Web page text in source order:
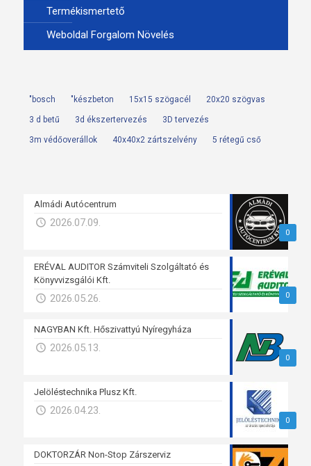
Termékismertető
Weboldal Forgalom Növelés
"bosch "készbeton 15x15 szögacél 20x20 szögvas
3 d betű 3d ékszertervezés 3D tervezés
3m védőoverállok 40x40x2 zártszelvény 5 rétegű cső
0
Almádi Autócentrum
2026.07.09.
0
ERÉVAL AUDITOR Számviteli Szolgáltató és
Könyvvizsgálói Kft.
2026.05.26.
0
NAGYBAN Kft. Hőszivattyú Nyíregyháza
2026.05.13.
0
Jelöléstechnika Plusz Kft.
2026.04.23.
DOKTORZÁR Non-Stop Zárszerviz